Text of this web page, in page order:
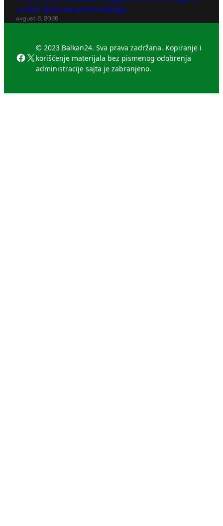
sa VMA, ljudi masovno kolabiraju
avgust 6, 2026
Facebook
X
© 2023 Balkan24. Sva prava zadržana. Kopiranje i
korišćenje materijala bez pismenog odobrenja
administracije sajta je zabranjeno.